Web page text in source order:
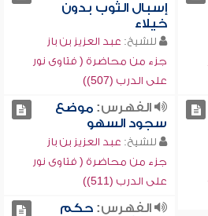
إسبال الثوب بدون
خيلاء
للشيخ: عبد العزيز بن باز
جزء من محاضرة ( فتاوى نور
على الدرب (507))
الفهرس:موضع
سجود السهو
للشيخ: عبد العزيز بن باز
جزء من محاضرة ( فتاوى نور
على الدرب (511))
الفهرس:حكم